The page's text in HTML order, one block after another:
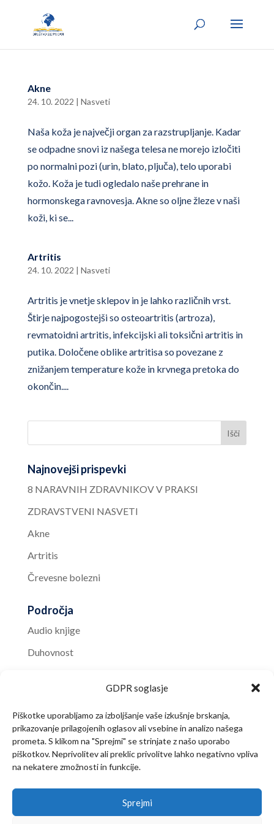
GDPR soglasje
Piškotke uporabljamo za izboljšanje vaše izkušnje brskanja,
prikazovanje prilagojenih oglasov ali vsebine in analizo našega
prometa. S klikom na "Sprejmi" se strinjate z našo uporabo
piškotkov. Neprivolitev ali preklic privolitve lahko negativno vpliva
na nekatere zmožnosti in funkcije.
Sprejmi
Akne
24. 10. 2022 | Nasveti
Naša koža je največji organ za razstrupljanje. Kadar
se odpadne snovi iz našega telesa ne morejo izločiti
po normalni pozi (urin, blato, pljuča), telo uporabi
kožo. Koža je tudi ogledalo naše prehrane in
hormonskega ravnovesja. Akne so oljne žleze v naši
koži, ki se...
Artritis
24. 10. 2022 | Nasveti
Artritis je vnetje sklepov in je lahko različnih vrst.
Štirje najpogostejši so osteoartritis (artroza),
revmatoidni artritis, infekcijski ali toksični artritis in
putika. Določene oblike artritisa so povezane z
znižanjem temperature kože in krvnega pretoka do
okončin....
Najnovejši prispevki
8 NARAVNIH ZDRAVNIKOV V PRAKSI
ZDRAVSTVENI NASVETI
Akne
Artritis
Črevesne bolezni
Področja
Audio knjige
Duhovnost
Predstavitev
Sveto pismo
Video vsebine